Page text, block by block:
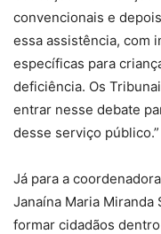
convencionais e
essa assistência, com
específicas para
deficiência. Os
entrar nesse debate
desse serviço público.”
Já para a
Janaína Maria
formar cidadãos